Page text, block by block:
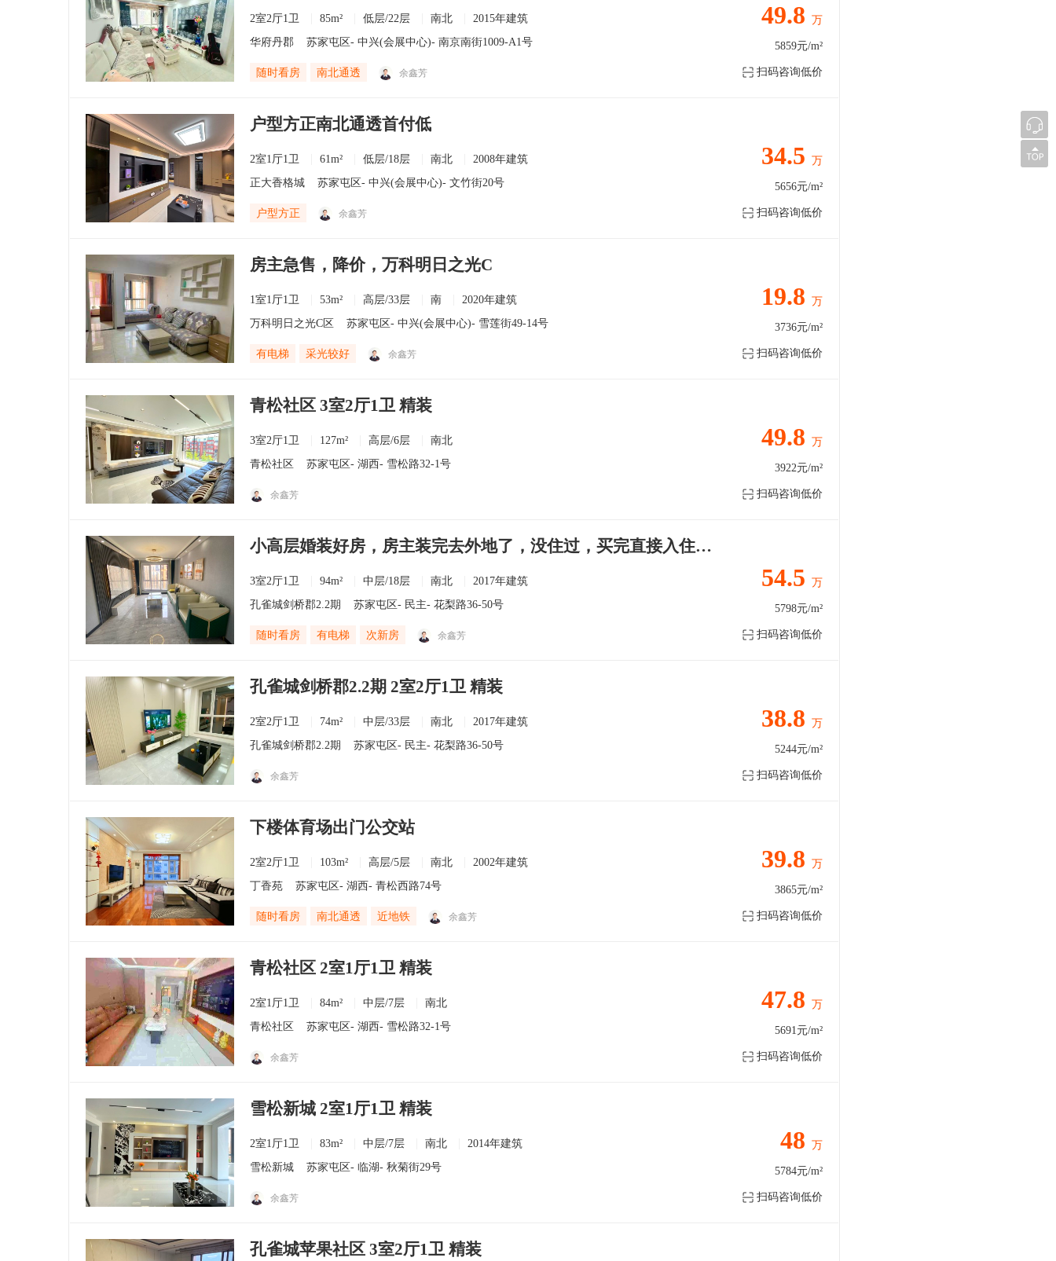
2室2厅1卫 85m² 低层/22层 南北
2015年建筑
华府丹郡
苏家屯区- 中兴(会展中心)- 南京南街1009-A1号
随时看房 南北通透 余鑫芳
49.8 万
5859元/m²
扫码咨询低价
户型方正南北通透首付低
2室1厅1卫 61m² 低层/18层 南北
2008年建筑
正大香格城
苏家屯区- 中兴(会展中心)- 文竹街20号
户型方正 余鑫芳
34.5 万
5656元/m²
扫码咨询低价
房主急售，降价，万科明日之光C
1室1厅1卫 53m² 高层/33层 南
2020年建筑
万科明日之光C区
苏家屯区- 中兴(会展中心)- 雪莲街49-14号
有电梯 采光较好 余鑫芳
19.8 万
3736元/m²
扫码咨询低价
青松社区 3室2厅1卫 精装
3室2厅1卫 127m² 高层/6层
南北
青松社区
苏家屯区- 湖西- 雪松路32-1号
余鑫芳
49.8 万
3922元/m²
扫码咨询低价
小高层婚装好房，房主装完去外地了，没住过，买完直接入住不用担心甲醛问题
3室2厅1卫 94m² 中层/18层 南北
2017年建筑
孔雀城剑桥郡2.2期
苏家屯区- 民主- 花梨路36-50号
随时看房 有电梯 次新房 余鑫芳
54.5 万
5798元/m²
扫码咨询低价
孔雀城剑桥郡2.2期 2室2厅1卫 精装
2室2厅1卫 74m² 中层/33层 南北
2017年建筑
孔雀城剑桥郡2.2期
苏家屯区- 民主- 花梨路36-50号
余鑫芳
38.8 万
5244元/m²
扫码咨询低价
下楼体育场出门公交站
2室2厅1卫 103m² 高层/5层 南北
2002年建筑
丁香苑
苏家屯区- 湖西- 青松西路74号
随时看房 南北通透 近地铁 余鑫芳
39.8 万
3865元/m²
扫码咨询低价
青松社区 2室1厅1卫 精装
2室1厅1卫 84m² 中层/7层
南北
青松社区
苏家屯区- 湖西- 雪松路32-1号
余鑫芳
47.8 万
5691元/m²
扫码咨询低价
雪松新城 2室1厅1卫 精装
2室1厅1卫 83m² 中层/7层 南北
2014年建筑
雪松新城
苏家屯区- 临湖- 秋菊街29号
余鑫芳
48 万
5784元/m²
扫码咨询低价
孔雀城苹果社区 3室2厅1卫 精装